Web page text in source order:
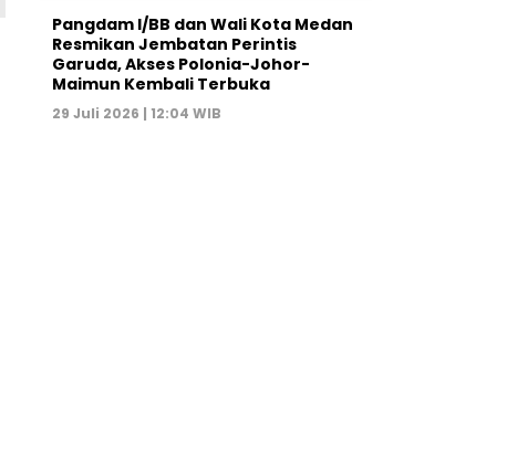
Pangdam I/BB dan Wali Kota Medan
Resmikan Jembatan Perintis
Garuda, Akses Polonia-Johor-
Maimun Kembali Terbuka
29 Juli 2026 | 12:04 WIB